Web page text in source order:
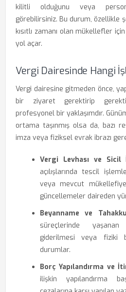
kilitli olduğunu veya
görebilirsiniz. Bu durum, özellikle
kısıtlı zamanı olan mükellefler
yol açar.
Vergi Dairesinde Hangi
Vergi dairesine gitmeden önce,
bir ziyaret gerektirip
profesyonel bir yaklaşımdır.
ortama taşınmış olsa da, bazı
imza veya fiziksel evrak ibrazı
Vergi Levhası ve Sicil
açılışlarında tescil
veya mevcut
güncellemeler daireden
Beyanname ve
süreçlerinde yaşanan
giderilmesi veya fiziki
durumlar.
Borç Yapılandırma ve
ilişkin yapılandırma